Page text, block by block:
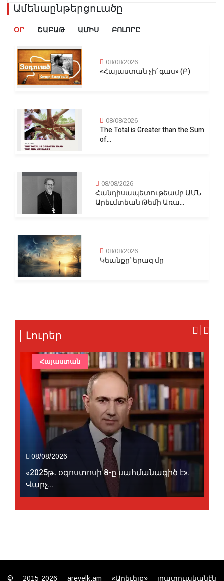
Ամենաընթերցուածը
ՕՐ ՇԱԲԱԹ ԱՄԻՍ ԲՈԼՈՐԸ
08/08/2026
«Հայաստան չի՛ գաս» (Բ)
08/08/2026
The Total is Greater than the Sum
of...
08/08/2026
Հանդիսապետութեամբ ԱՄՆ
Արեւմտեան Թեմի Առա...
08/08/2026
Կեանքը՝ երազ մը
Լուրեր
08/08/2026
«2025թ․ օգոստոսի 8-ը սահմանագիծ է».
Վարչ...
Հայաստան
© 2015-2026 arevelk.am «Արեւելք» լրատուականէն